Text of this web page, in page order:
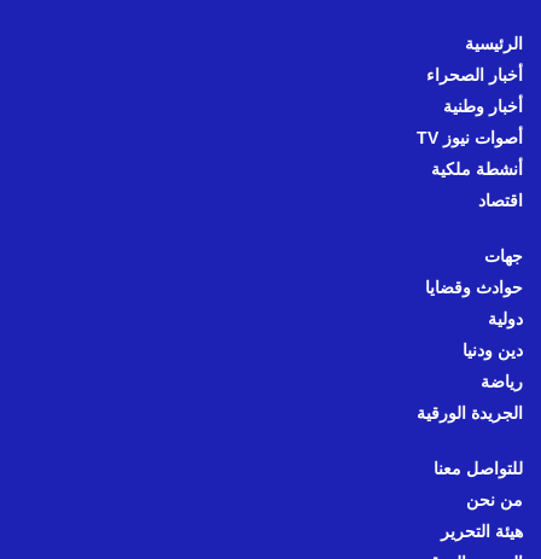
الرئيسية
أخبار الصحراء
أخبار وطنية
أصوات نيوز TV
أنشطة ملكية
اقتصاد
جهات
حوادث وقضايا
دولية
دين ودنيا
رياضة
الجريدة الورقية
للتواصل معنا
من نحن
هيئة التحرير